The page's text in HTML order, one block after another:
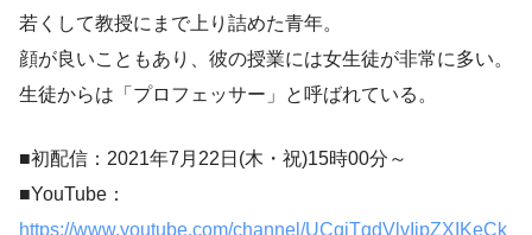
若くして教授にまで上り詰めた青年。
顔が良いこともあり、彼の授業には女生徒が非常に多い。
生徒からは「プロフェッサー」と呼ばれている。
■初配信：2021年7月22日(木・祝)15時00分～
■YouTube：
https://www.youtube.com/channel/UCqjTqdVlvIipZXIKeCk